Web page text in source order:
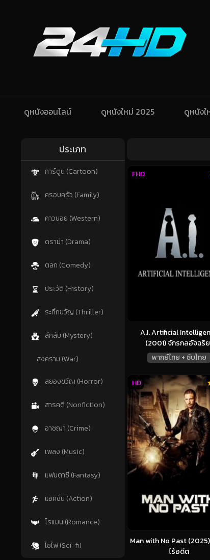
ดูหนังออนไลน์ ดูหนังใหม่ 2025 ดูหนัง
ประเภท
การ์ตูน (Cartoon)
ครอบครัว (Family)
คาวบอย (Western)
ดราม่า (Drama)
ตลก (Comedy)
ประวัติ (History)
ระทึกขวัญ (Thriller)
ลึกลับ (Mystery)
สงคราม (War)
สยองขวัญ (Horror)
สารคดี (Nonfiction)
อาชญา (Crime)
เพลง (Music)
แฟนตาซี (Fantasy)
แอคชั่น (Action)
โรแมน (Romance)
ไซไฟ (Sci-fi)
A.I. Artificial
(2001) จักรกลอัจฉริ
พากย์ไทย + ซับไทย
FHD
Man with No Past
ไร้อดีต
HD